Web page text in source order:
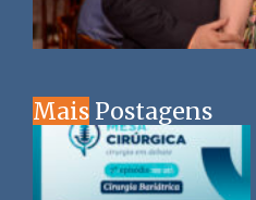
Mais Postagens